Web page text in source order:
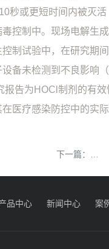
秒或更短时间内被灭
控制中。现场电解生
制试验中，在研究期
备未检测到不良影响（
报告为HOCl制剂的有
医疗感染防控中的实际
给室内空气消毒了吗？
下一篇：
品中心 新闻中心 案